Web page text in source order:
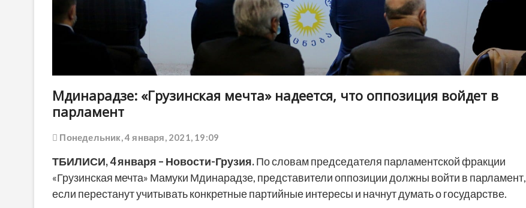
Мдинарадзе: «Грузинская мечта» надеется, что оппозиция войдет в
парламент
Понедельник, 4 января, 2021, 19:09
ТБИЛИСИ, 4 января – Новости-Грузия.По словам председателя парламентской фракции
«Грузинская мечта» Мамуки Мдинарадзе, представители оппозиции должны войти в парламент,
если перестанут учитывать конкретные партийные интересы и начнут думать о государстве.